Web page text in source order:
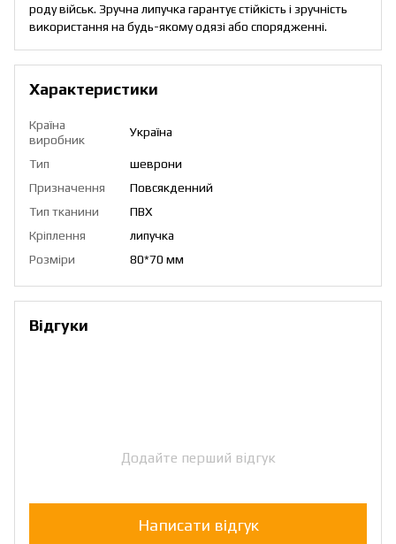
роду військ. Зручна липучка гарантує стійкість і зручність
використання на будь-якому одязі або спорядженні.
Характеристики
Країна
виробник
Україна
Тип
шеврони
Призначення
Повсякденний
Тип тканини
ПВХ
Кріплення
липучка
Розміри
80*70 мм
Відгуки
Додайте перший відгук
Написати відгук